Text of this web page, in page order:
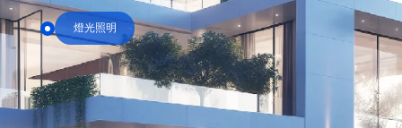
燈光照明